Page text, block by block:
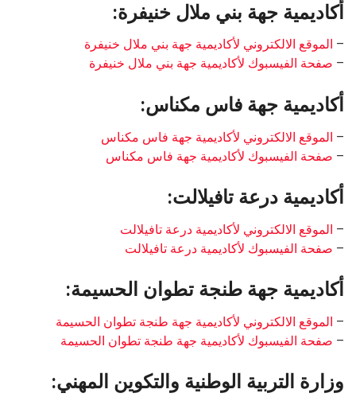
أكاديمية جهة بني ملال خنيفرة:
– الموقع الالكتروني لأكاديمية جهة بني ملال خنيفرة
– صفحة الفيسبوك لأكاديمية جهة بني ملال خنيفرة
أكاديمية جهة فاس مكناس:
– الموقع الالكتروني لأكاديمية جهة فاس مكناس
– صفحة الفيسبوك لأكاديمية جهة فاس مكناس
أكاديمية درعة تافيلالت:
– الموقع الالكتروني لأكاديمية درعة تافيلالت
– صفحة الفيسبوك لأكاديمية درعة تافيلالت
أكاديمية جهة طنجة تطوان الحسيمة:
– الموقع الالكتروني لأكاديمية جهة طنجة تطوان الحسيمة
– صفحة الفيسبوك لأكاديمية جهة طنجة تطوان الحسيمة
وزارة التربية الوطنية والتكوين المهني: